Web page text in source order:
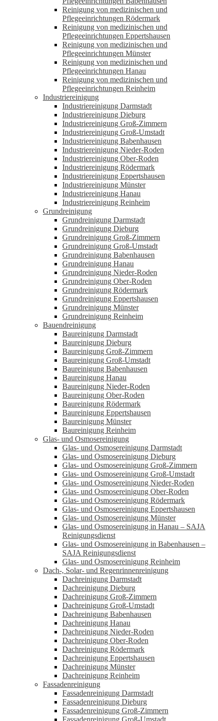
Reinigung von medizinischen und
Pflegeeinrichtungen Rödermark
Reinigung von medizinischen und
Pflegeeinrichtungen Eppertshausen
Reinigung von medizinischen und
Pflegeeinrichtungen Münster
Reinigung von medizinischen und
Pflegeeinrichtungen Hanau
Reinigung von medizinischen und
Pflegeeinrichtungen Reinheim
Industriereinigung
Industriereinigung Darmstadt
Industriereinigung Dieburg
Industriereinigung Groß-Zimmern
Industriereinigung Groß-Umstadt
Industriereinigung Babenhausen
Industriereinigung Nieder-Roden
Industriereinigung Ober-Roden
Industriereinigung Rödermark
Industriereinigung Eppertshausen
Industriereinigung Münster
Industriereinigung Hanau
Industriereinigung Reinheim
Grundreinigung
Grundreinigung Darmstadt
Grundreinigung Dieburg
Grundreinigung Groß-Zimmern
Grundreinigung Groß-Umstadt
Grundreinigung Babenhausen
Grundreinigung Hanau
Grundreinigung Nieder-Roden
Grundreinigung Ober-Roden
Grundreinigung Rödermark
Grundreinigung Eppertshausen
Grundreinigung Münster
Grundreinigung Reinheim
Bauendreinigung
Baureinigung Darmstadt
Baureinigung Dieburg
Baureinigung Groß-Zimmern
Baureinigung Groß-Umstadt
Baureinigung Babenhausen
Baureinigung Hanau
Baureinigung Nieder-Roden
Baureinigung Ober-Roden
Baureinigung Rödermark
Baureinigung Eppertshausen
Baureinigung Münster
Baureinigung Reinheim
Glas- und Osmosereinigung
Glas- und Osmosereinigung Darmstadt
Glas- und Osmosereinigung Dieburg
Glas- und Osmosereinigung Groß-Zimmern
Glas- und Osmosereinigung Groß-Umstadt
Glas- und Osmosereinigung Nieder-Roden
Glas- und Osmosereinigung Ober-Roden
Glas- und Osmosereinigung Rödermark
Glas- und Osmosereinigung Eppertshausen
Glas- und Osmosereinigung Münster
Glas- und Osmosereinigung in Hanau – SAJA
Reinigungsdienst
Glas- und Osmosereinigung in Babenhausen –
SAJA Reinigungsdienst
Glas- und Osmosereinigung Reinheim
Dach-, Solar- und Regenrinnenreinigung
Dachreinigung Darmstadt
Dachreinigung Dieburg
Dachreinigung Groß-Zimmern
Dachreinigung Groß-Umstadt
Dachreinigung Babenhausen
Dachreinigung Hanau
Dachreinigung Nieder-Roden
Dachreinigung Ober-Roden
Dachreinigung Rödermark
Dachreinigung Eppertshausen
Dachreinigung Münster
Dachreinigung Reinheim
Fassadenreinigung
Fassadenreinigung Darmstadt
Fassadenreinigung Dieburg
Fassadenreinigung Groß-Zimmern
Fassadenreinigung Groß-Umstadt